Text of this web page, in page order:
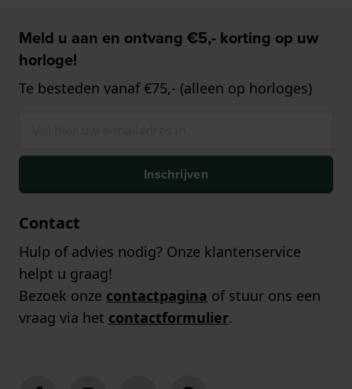
Meld u aan en ontvang €5,- korting op uw
horloge!
Te besteden vanaf €75,- (alleen op horloges)
Inschrijven
Contact
Hulp of advies nodig? Onze klantenservice
helpt u graag!
Bezoek onze contactpagina of stuur ons een
vraag via het contactformulier.